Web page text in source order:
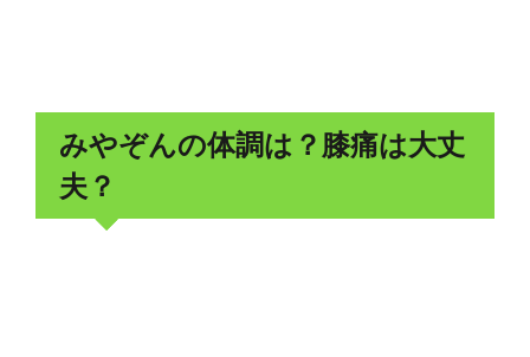
みやぞんの体調は？膝痛は大丈
夫？